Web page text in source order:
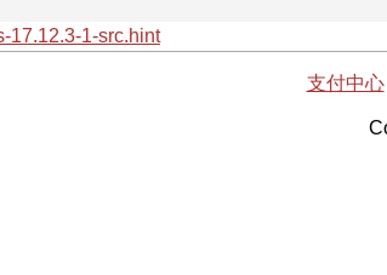
17.12.3-1-src.hint
支付中心